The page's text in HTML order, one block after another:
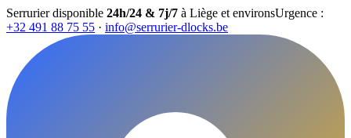
Serrurier disponible 24h/24 & 7j/7 à Liège et environsUrgence :
+32 491 88 75 55 · info@serrurier-dlocks.be